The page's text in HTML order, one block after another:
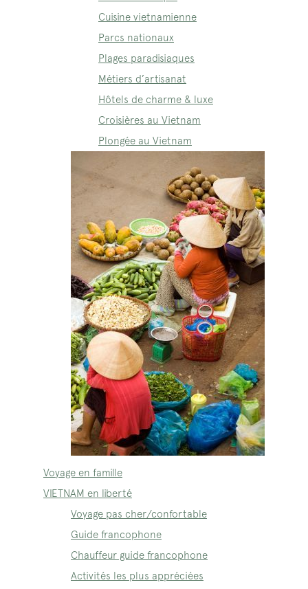
Cuisine vietnamienne
Parcs nationaux
Plages paradisiaques
Métiers d’artisanat
Hôtels de charme & luxe
Croisières au Vietnam
Plongée au Vietnam
Voyage en famille
VIETNAM en liberté
Voyage pas cher/confortable
Guide francophone
Chauffeur guide francophone
Activités les plus appréciées